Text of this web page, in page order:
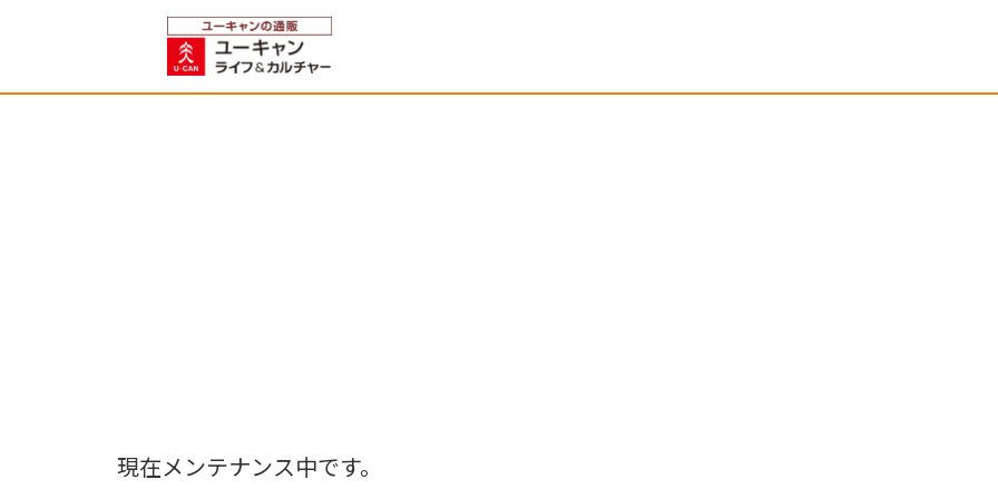
現在メンテナンス中です。